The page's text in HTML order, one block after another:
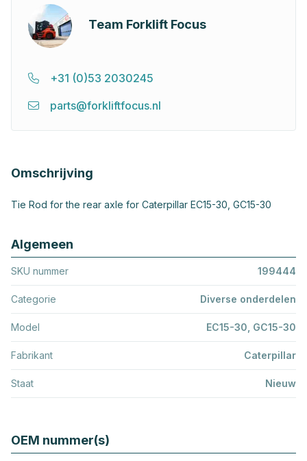
Team Forklift Focus
+31 (0)53 2030245
parts@forkliftfocus.nl
Omschrijving
Tie Rod for the rear axle for Caterpillar EC15-30, GC15-30
Algemeen
SKU nummer 199444
Categorie Diverse onderdelen
Model EC15-30, GC15-30
Fabrikant Caterpillar
Staat Nieuw
OEM nummer(s)